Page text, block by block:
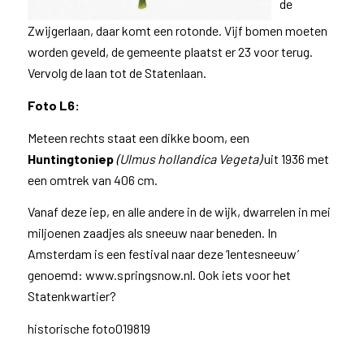
de
Zwijgerlaan, daar komt een rotonde. Vijf bomen moeten
worden geveld, de gemeente plaatst er 23 voor terug.
Vervolg de laan tot de Statenlaan.
Foto L6:
Meteen rechts staat een dikke boom, een
Huntingtoniep(Ulmus hollandica Vegeta)uit 1936 met
een omtrek van 406 cm.
Vanaf deze iep, en alle andere in de wijk, dwarrelen in mei
miljoenen zaadjes als sneeuw naar beneden. In
Amsterdam is een festival naar deze ‘lentesneeuw’
genoemd: www.springsnow.nl. Ook iets voor het
Statenkwartier?
historische foto019819